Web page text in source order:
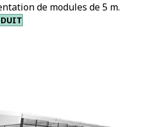
de modules de 5 m.